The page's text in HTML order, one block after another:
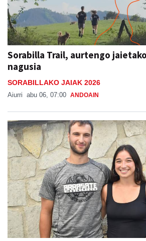
Sorabilla Trail, aurtengo
nagusia
SORABILLAKO JAIAK 2026
Aiurri abu 06, 07:00 ANDOAIN